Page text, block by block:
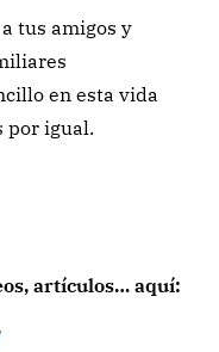
tus amigos y
en esta vida
por igual.
artículos… aquí: